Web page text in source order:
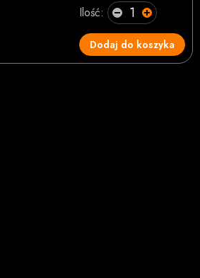
Ilość:
Dodaj do koszyka